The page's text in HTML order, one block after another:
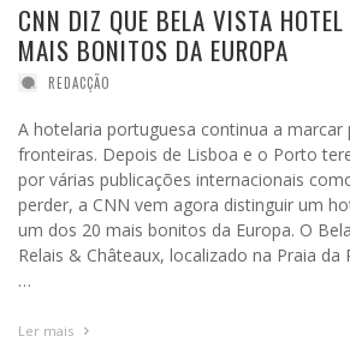
CNN DIZ QUE BELA VISTA
MAIS BONITOS DA EUROPA
REDACÇÃO
A hotelaria portuguesa continua a marcar
fronteiras. Depois de Lisboa e o Porto
por várias publicações internacionais
perder, a CNN vem agora distinguir um
um dos 20 mais bonitos da Europa. O
Relais & Châteaux, localizado na Praia
…
Ler mais